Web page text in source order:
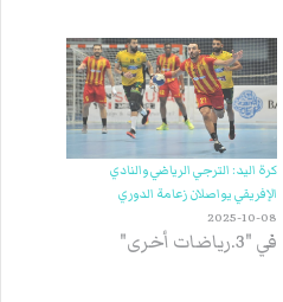
كرة اليد: الترجي الرياضي والنادي
الإفريقي يواصلان زعامة الدوري
2025-10-08
في "3.رياضات أخرى"